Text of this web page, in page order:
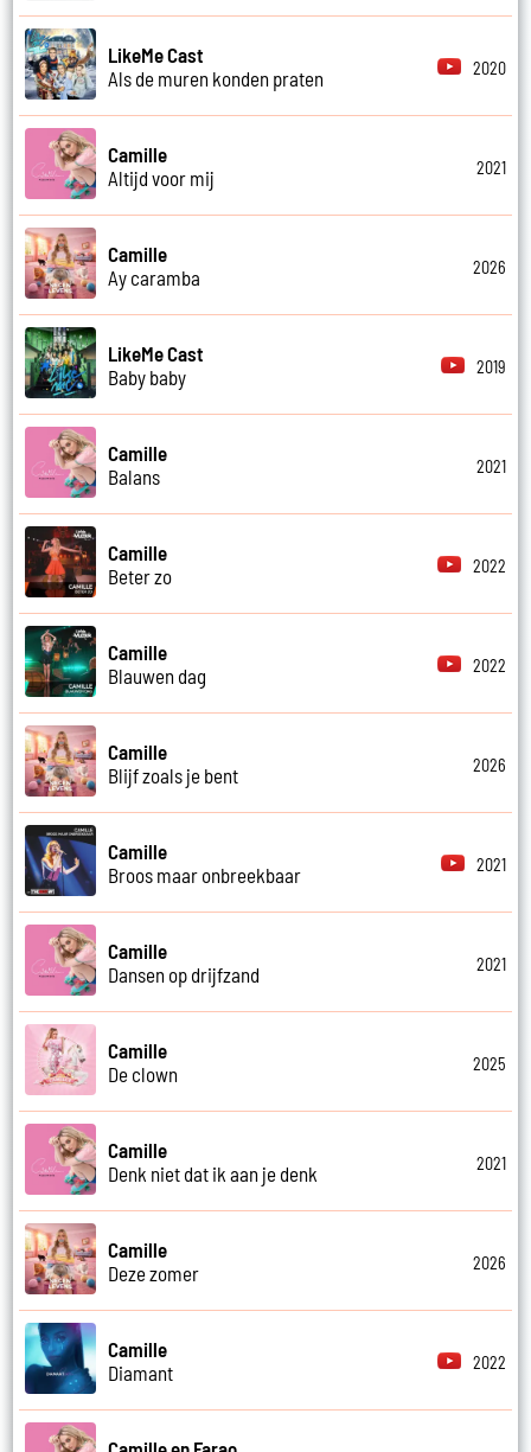
LikeMe Cast
Als de muren konden praten
2020
Camille
Altijd voor mij
2021
Camille
Ay caramba
2026
LikeMe Cast
Baby baby
2019
Camille
Balans
2021
Camille
Beter zo
2022
Camille
Blauwen dag
2022
Camille
Blijf zoals je bent
2026
Camille
Broos maar onbreekbaar
2021
Camille
Dansen op drijfzand
2021
Camille
De clown
2025
Camille
Denk niet dat ik aan je denk
2021
Camille
Deze zomer
2026
Camille
Diamant
2022